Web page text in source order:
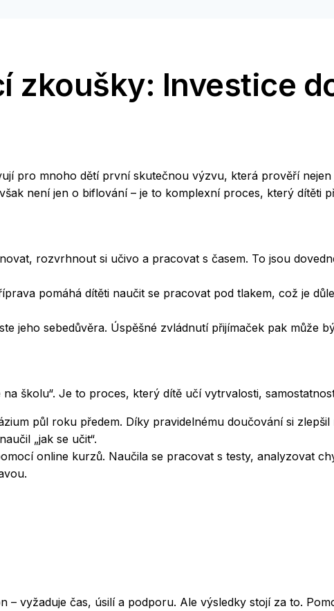
zkoušky: Investice
pro mnoho dětí první skutečnou výzvu, která prověří
není jen o biflování – je to komplexní proces, který dítěti
rozvrhnout si učivo a pracovat s časem. To jsou
pomáhá dítěti naučit se pracovat pod tlakem, což je
jeho sebedůvěra. Úspěšné zvládnutí přijímaček pak může
školu“. Je to proces, který dítě učí vytrvalosti,
půl roku předem. Díky pravidelnému doučování si
„jak se učit“.
online kurzů. Naučila se pracovat s testy, analyzovat
vyžaduje čas, úsilí a podporu. Ale výsledky stojí za to.